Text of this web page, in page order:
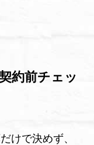
約前チェッ
けで決めず、